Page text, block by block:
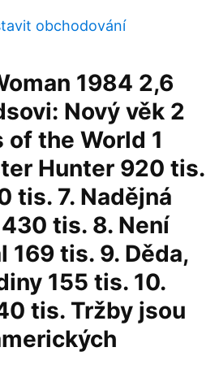
obchodování
1984 2,6
Nový věk 2
of the World 1
Hunter 920 tis.
tis. 7. Nadějná
tis. 8. Není
169 tis. 9. Děda,
155 tis. 10.
tis. Tržby jsou